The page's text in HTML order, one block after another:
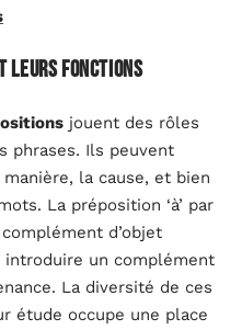
leurs fonctions
jouent des rôles
phrases. Ils peuvent
la cause, et bien
La préposition ‘à’ par
d’objet
introduire un complément
La diversité de ces
étude occupe une place